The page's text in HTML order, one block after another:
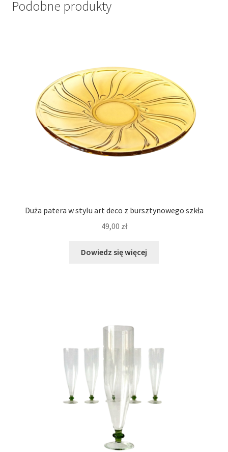
Podobne produkty
Duża patera w stylu art deco z bursztynowego szkła
49,00 zł
Dowiedz się więcej